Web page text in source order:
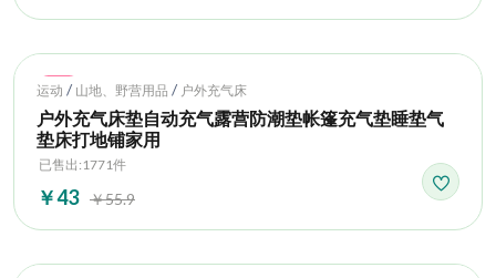
Hot
运动 / 山地、野营用品 / 户外充气床
户外充气床垫自动充气露营防潮垫帐篷充气垫睡垫气
垫床打地铺家用
已售出:1771件
￥43 ￥55.9